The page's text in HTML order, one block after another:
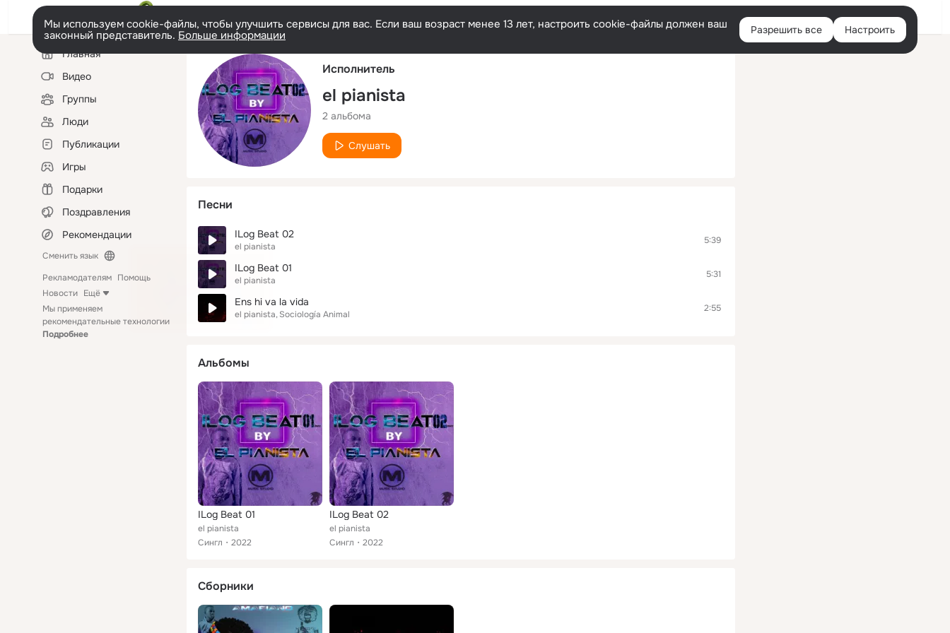
Русский Войти
Мы используем cookie-файлы, чтобы улучшить сервисы для вас. Если ваш возраст менее 13 лет, настроить cookie-файлы должен ваш
законный представитель. Больше информации Разрешить все Настроить
Левая
колонкаГлавная
Видео
Группы
Люди
Публикации
Игры
Подарки
Поздравления
Рекомендации
Сменить язык
Рекламодателям Помощь
Новости Ещё
Мы применяем
рекомендательные технологии
Подробнее
Исполнитель
el pianista
2 альбома
Слушать
Песни
ILog Beat 02
el pianista
5:39
ILog Beat 01
el pianista
5:31
Ens hi va la vida
el pianista Sociología Animal
2:55
Альбомы
ILog Beat 01
el pianista
Сингл
2022
ILog Beat 02
el pianista
Сингл
2022
Сборники